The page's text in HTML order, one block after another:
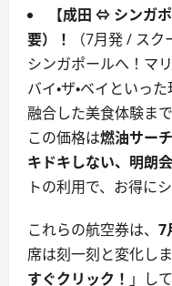
【成田 ⇔ シンガ
要）！
（7月発 / ス
シンガポールへ！マ
バイ・ザ・ベイといっ
融合した美食体験ま
この価格は燃油サー
キドキしない、明朗
トの利用で、お得に
これらの航空券は、 7
席は刻一刻と変化し
すぐクリック！ 」し